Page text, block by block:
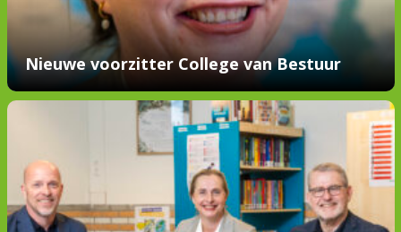
Nieuwe voorzitter College van Bestuur